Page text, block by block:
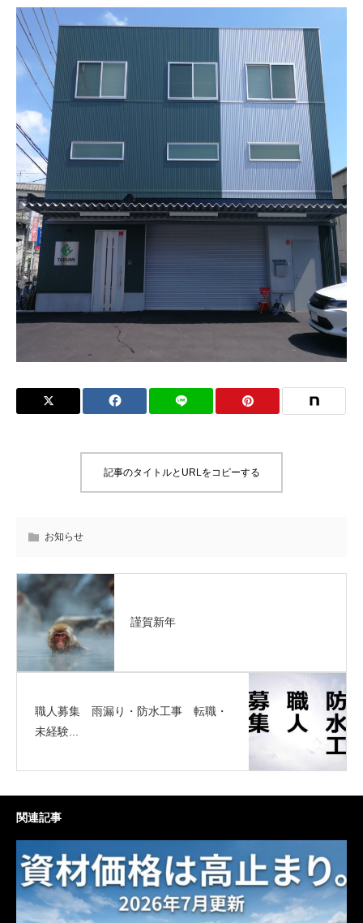
記事のタイトルとURLをコピーする
お知らせ
謹賀新年
職人募集 雨漏り・防水工事 転職・
未経験...
関連記事